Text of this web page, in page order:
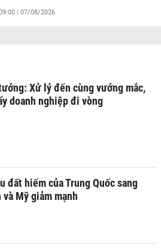
| 07/08/2026
Xử lý đến cùng vướng mắc,
doanh nghiệp đi vòng
đất hiếm của Trung Quốc sang
và Mỹ giảm mạnh